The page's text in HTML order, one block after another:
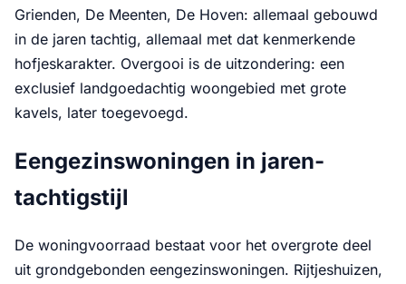
Grienden, De Meenten, De Hoven: allemaal gebouwd
in de jaren tachtig, allemaal met dat kenmerkende
hofjeskarakter. Overgooi is de uitzondering: een
exclusief landgoedachtig woongebied met grote
kavels, later toegevoegd.
Eengezinswoningen in jaren-
tachtigstijl
De woningvoorraad bestaat voor het overgrote deel
uit grondgebonden eengezinswoningen. Rijtjeshuizen,